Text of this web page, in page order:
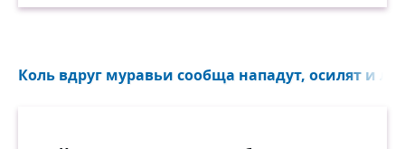
Коль вдруг муравьи сообща нападут, осилят и